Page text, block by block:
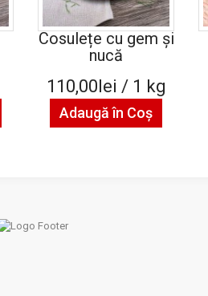
Cosulețe cu gem și
nucă
110,00lei / 1 kg
Adaugă în Coş